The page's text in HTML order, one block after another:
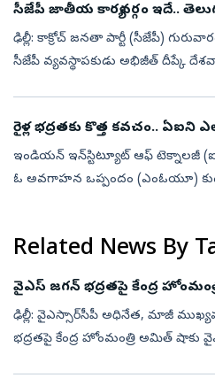
సీజేపీ జాతీయ కార్యవర్గం ఇదే..
ఢిల్లీ: కాక్రోచ్ జనతా పార్టీ (సీజేపీ)
సీజేపీ వ్యవస్థాపకుడు అభిజీత్ దీప్కే
రైళ్ల భద్రతకు కొత్త కవచం..
ఇండియన్ ఇన్‌స్టిట్యూట్ ఆఫ్ టెక్నాలజీ
ఓ అవగాహన ఒప్పందం (ఎంఓయూ)
Related News By
వైఎస్‌ జగన్‌ భద్రతపై కేంద్ర
ఢిల్లీ: వైఎస్సార్‌సీపీ అధినేత, మాజీ
భద్రతపై కేంద్ర హోంమంత్రి అమిత్‌ షాకు